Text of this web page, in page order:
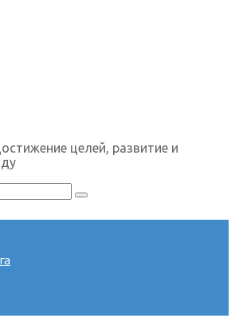
целей, развитие и